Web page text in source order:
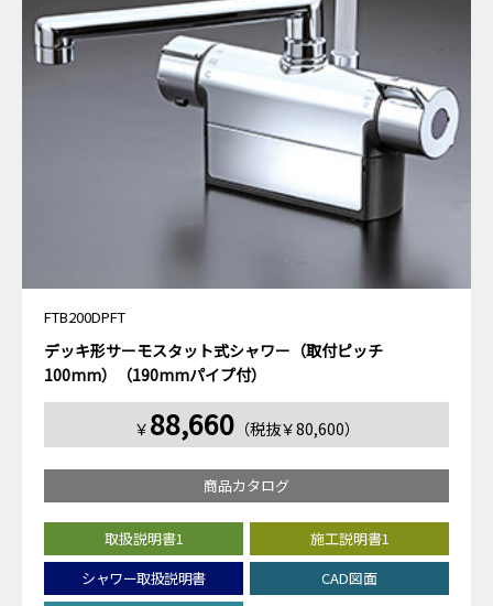
FTB200DPFT
デッキ形サーモスタット式シャワー（取付ピッチ
100mm）（190mmパイプ付）
￥ 88,660（税抜￥80,600）
商品カタログ
取扱説明書1
施工説明書1
シャワー取扱説明書
CAD図面